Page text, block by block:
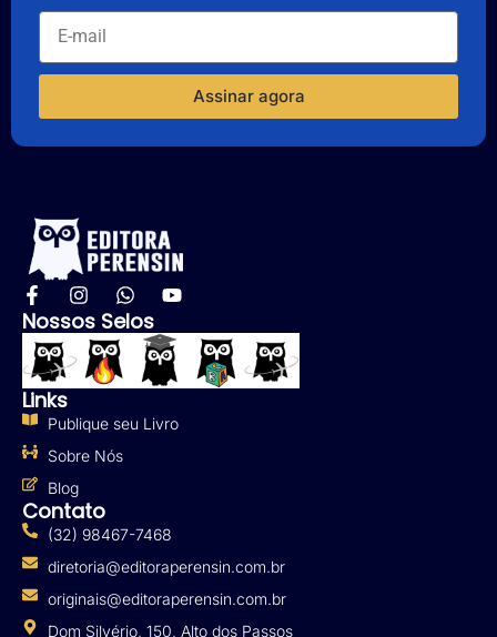
Assinar agora
Nossos Selos
Links
Publique seu Livro
Sobre Nós
Blog
Contato
(32) 98467-7468
diretoria@editoraperensin.com.br
originais@editoraperensin.com.br
Dom Silvério, 150, Alto dos Passos